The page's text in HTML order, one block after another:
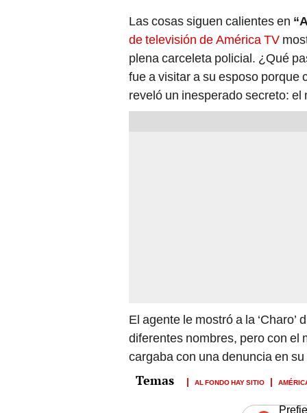
Las cosas siguen calientes en
de televisión de América TV
plena carceleta policial. ¿Qué
fue a visitar a su esposo porque
reveló un inesperado secreto:
El agente le mostró a la
diferentes nombres, pero con el
cargaba con una denuncia en
AL FONDO HAY SITIO